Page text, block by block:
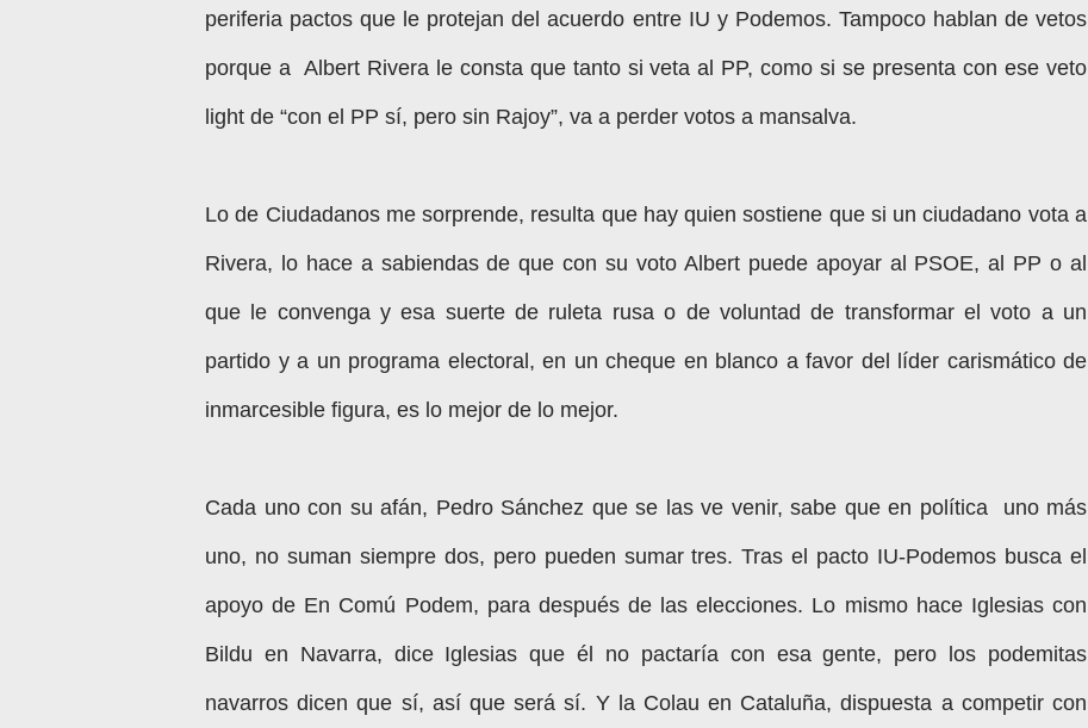
periferia pactos que le protejan del acuerdo entre IU y Podemos. Tampoco hablan de vetos
porque a Albert Rivera le consta que tanto si veta al PP, como si se presenta con ese veto
light de “con el PP sí, pero sin Rajoy”, va a perder votos a mansalva.
Lo de Ciudadanos me sorprende, resulta que hay quien sostiene que si un ciudadano vota a
Rivera, lo hace a sabiendas de que con su voto Albert puede apoyar al PSOE, al PP o al
que le convenga y esa suerte de ruleta rusa o de voluntad de transformar el voto a un
partido y a un programa electoral, en un cheque en blanco a favor del líder carismático de
inmarcesible figura, es lo mejor de lo mejor.
Cada uno con su afán, Pedro Sánchez que se las ve venir, sabe que en política uno más
uno, no suman siempre dos, pero pueden sumar tres. Tras el pacto IU-Podemos busca el
apoyo de En Comú Podem, para después de las elecciones. Lo mismo hace Iglesias con
Bildu en Navarra, dice Iglesias que él no pactaría con esa gente, pero los podemitas
navarros dicen que sí, así que será sí. Y la Colau en Cataluña, dispuesta a competir con